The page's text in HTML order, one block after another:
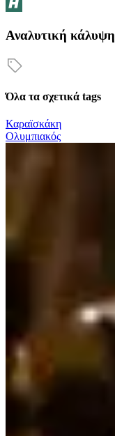
Αναλυτική κάλυψη
Όλα τα σχετικά tags
Καραϊσκάκη
Ολυμπιακός